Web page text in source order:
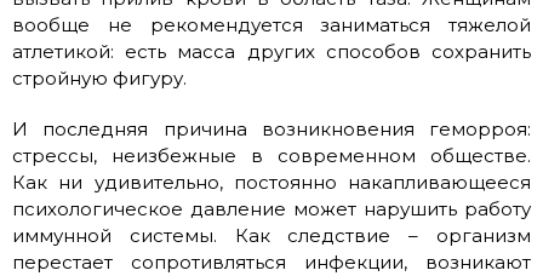
вообще не рекомендуется заниматься тяжелой
атлетикой: есть масса других способов сохранить
стройную фигуру.
И последняя причина возникновения геморроя:
стрессы, неизбежные в современном обществе.
Как ни удивительно, постоянно накапливающееся
психологическое давление может нарушить работу
иммунной системы. Как следствие – организм
перестает сопротивляться инфекции, возникают